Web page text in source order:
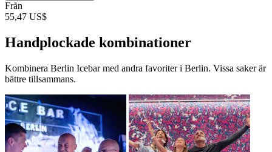
Från
55,47 US$
Handplockade kombinationer
Kombinera Berlin Icebar med andra favoriter i Berlin. Vissa saker är
bättre tillsammans.